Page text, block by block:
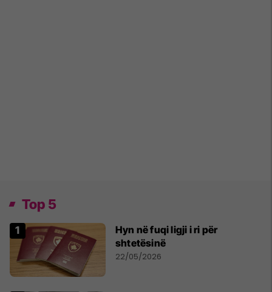
Top 5
Hyn në fuqi ligji i ri për
shtetësinë
22/05/2026